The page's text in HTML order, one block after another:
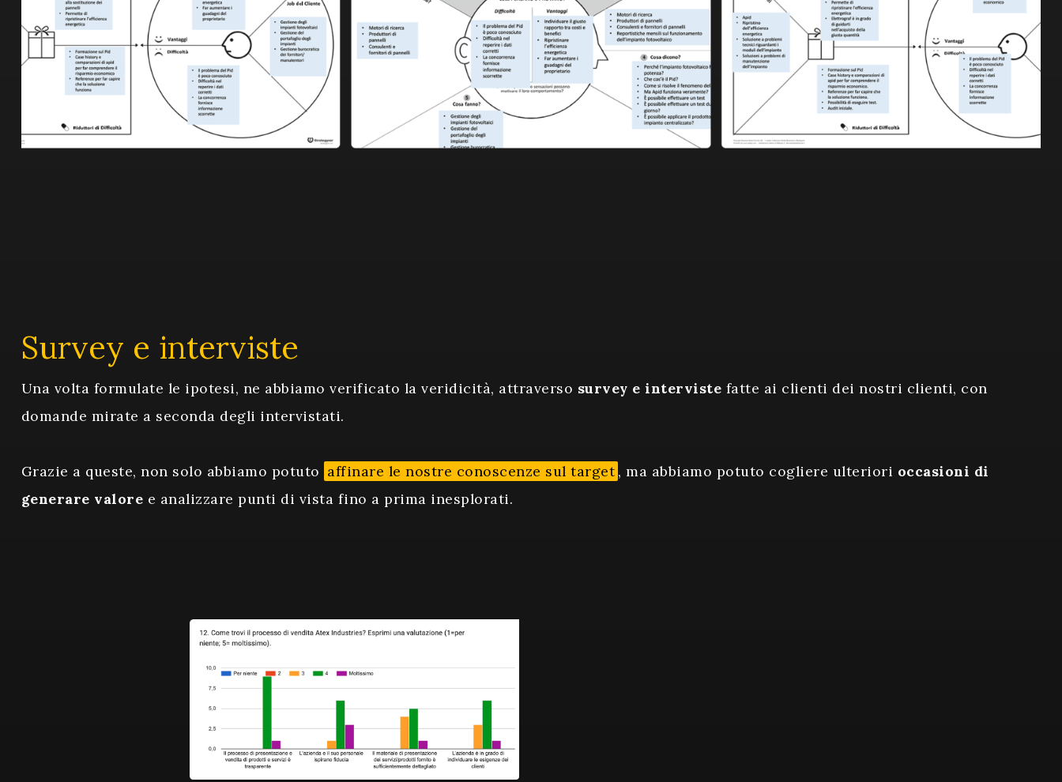
Survey e interviste
Una volta formulate le ipotesi, ne abbiamo verificato la veridicità, attraverso survey e interviste fatte ai clienti dei nostri clienti, con
domande mirate a seconda degli intervistati.
Grazie a queste, non solo abbiamo potuto affinare le nostre conoscenze sul target , ma abbiamo potuto cogliere ulteriori occasioni di
generare valore e analizzare punti di vista fino a prima inesplorati.